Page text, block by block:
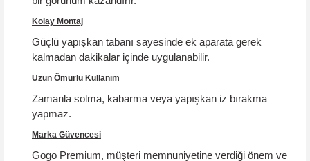
Kolay Montaj
Güçlü yapışkan tabanı sayesinde ek aparata gerek
kalmadan dakikalar içinde uygulanabilir.
Uzun Ömürlü Kullanım
Zamanla solma, kabarma veya yapışkan iz bırakma
yapmaz.
Marka Güvencesi
Gogo Premium, müşteri memnuniyetine verdiği önem ve